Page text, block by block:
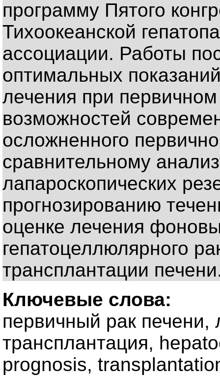
программу Пятого
Тихоокеанской
ассоциации. Работы
оптимальных
лечения при
возможностей
осложненного
сравнительному
лапароскопических
прогнозированию
оценке лечения
гепатоцеллюлярного
трансплантации
Ключевые слова:
первичный рак печени,
трансплантация,
prognosis,